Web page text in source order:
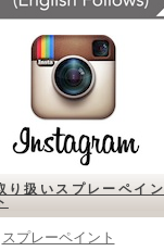
り扱いスプレーペイン
ト
スプレーペイント